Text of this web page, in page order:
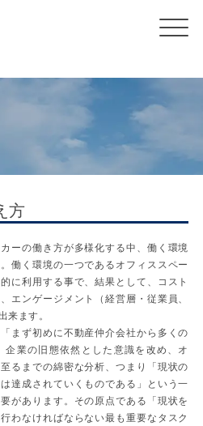
方
ーの働き方が多様化する中、働く環境
働く環境の一つであるオフィススペー
に利用する事で、結果として、コスト
エンゲージメント（経営層・従業員、
来ます。
まず初めに不動産仲介会社から多くの
業の旧態依然とした意識を改め、オ
るまでの綿密な分析、つまり「現状の
達成されていくものである」という一
があります。その原点である「現状を
わなければならない最も重要なタスク